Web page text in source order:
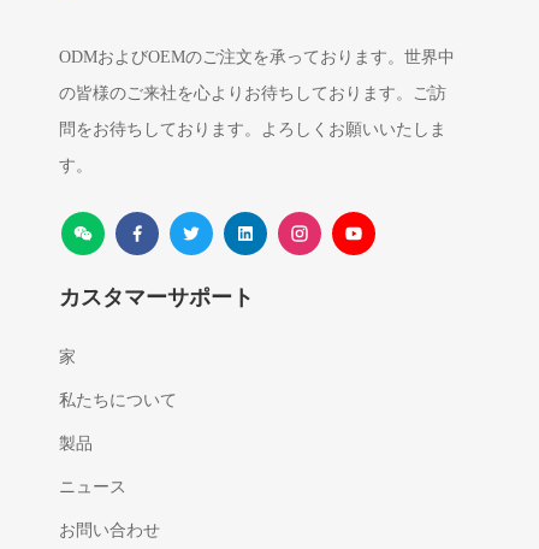
ODMおよびOEMのご注文を承っております。世界中
の皆様のご来社を心よりお待ちしております。ご訪
問をお待ちしております。よろしくお願いいたしま
す。
カスタマーサポート
家
私たちについて
製品
ニュース
お問い合わせ